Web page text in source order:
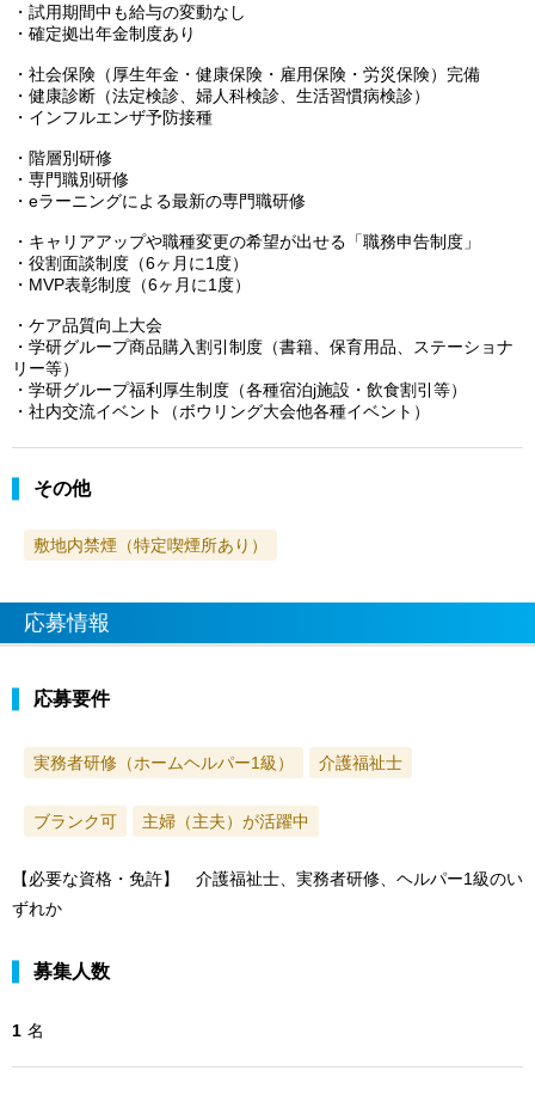
・試用期間中も給与の変動なし
・確定拠出年金制度あり
・社会保険（厚生年金・健康保険・雇用保険・労災保険）完備
・健康診断（法定検診、婦人科検診、生活習慣病検診）
・インフルエンザ予防接種
・階層別研修
・専門職別研修
・eラーニングによる最新の専門職研修
・キャリアアップや職種変更の希望が出せる「職務申告制度」
・役割面談制度（6ヶ月に1度）
・MVP表彰制度（6ヶ月に1度）
・ケア品質向上大会
・学研グループ商品購入割引制度（書籍、保育用品、ステーショナ
リー等）
・学研グループ福利厚生制度（各種宿泊j施設・飲食割引等）
・社内交流イベント（ボウリング大会他各種イベント）
その他
敷地内禁煙（特定喫煙所あり）
応募情報
応募要件
実務者研修（ホームヘルパー1級） 介護福祉士
ブランク可 主婦（主夫）が活躍中
【必要な資格・免許】 介護福祉士、実務者研修、ヘルパー1級のい
ずれか
募集人数
1 名